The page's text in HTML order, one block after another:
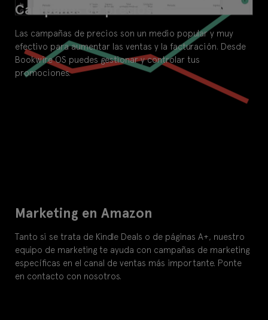
Campañas de precios
Las campañas de precios son un medio popular y muy
efectivo para aumentar las ventas y la facturación. Desde
Bookwire OS puedes gestionar y controlar tus
promociones.
Marketing en Amazon
Tanto si se trata de Kindle Deals o de páginas A+, nuestro
equipo de marketing te ayuda con campañas de marketing
específicas en el canal de ventas más importante. Ponte
en contacto con nosotros.